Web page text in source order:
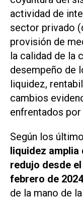
actividad de
sector privado
provisión de
la calidad de la
desempeño de
liquidez,
cambios
enfrentados
Según los
liquidez
redujo desde
febrero de
de la mano de